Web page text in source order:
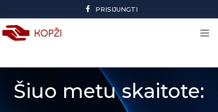
PRISIJUNGTI
Šiuo metu skaitote: